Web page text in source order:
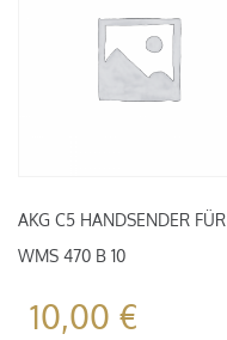
AKG C5 HANDSENDER FÜR
WMS 470 B 10
10,00 €